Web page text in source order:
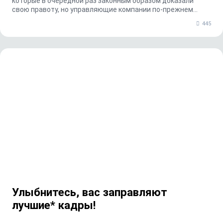
свою правоту, но управляющие компании по-прежнем...
445
Улыбнитесь, вас заправляют
лучшие* кадры!